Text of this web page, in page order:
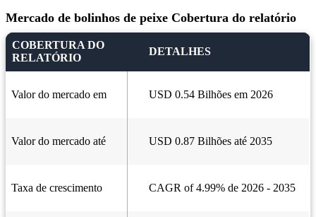
Mercado de bolinhos de peixe Cobertura do relatório
COBERTURA DO
RELATÓRIO
DETALHES
Valor do mercado em USD 0.54 Bilhões em 2026
Valor do mercado até USD 0.87 Bilhões até 2035
Taxa de crescimento CAGR of 4.99% de 2026 - 2035